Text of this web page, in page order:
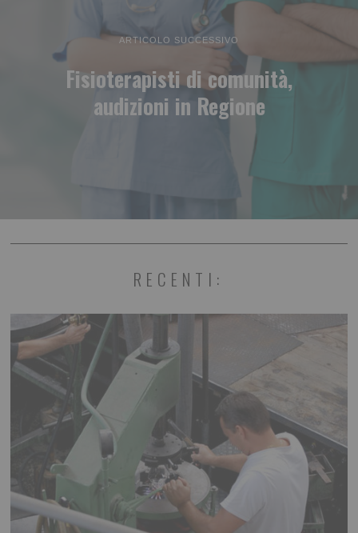
ARTICOLO SUCCESSIVO
Fisioterapisti di comunità,
audizioni in Regione
RECENTI: